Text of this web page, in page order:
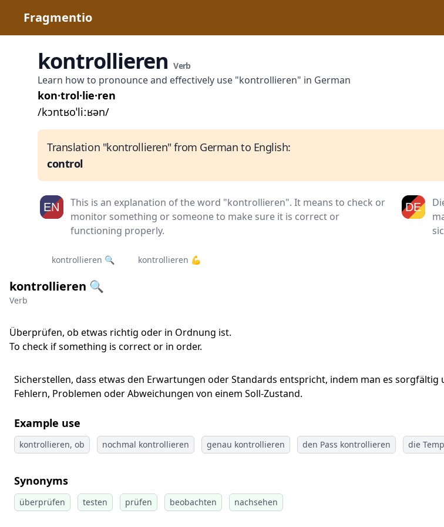
Fragmentio
kontrollierenVerb
Learn how to pronounce and effectively use "kontrollieren" in German
kon·trol·lie·ren
/kɔntʁoˈliːʁən/
Translation "kontrollieren" from German to English:
control
This is an explanation of the word "kontrollieren". It means to check or
monitor something or someone to make sure it is correct or
functioning properly.
kontrollieren 🔍 kontrollieren 💪
kontrollieren 🔍
Verb
Überprüfen, ob etwas richtig oder in Ordnung ist.
To check if something is correct or in order.
Sicherstellen, dass etwas den Erwartungen oder Standards entspricht, indem man es
Fehlern, Problemen oder Abweichungen von einem Soll-Zustand.
Example use
kontrollieren, ob nochmal kontrollieren genau kontrollieren den Pass kontrollieren die
Synonyms
überprüfen testen prüfen beobachten nachsehen